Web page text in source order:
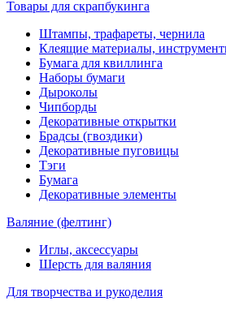
Товары для скрапбукинга
Штампы, трафареты, чернила
Клеящие материалы,
Бумага для квиллинга
Наборы бумаги
Дыроколы
Чипборды
Декоративные открытки
Брадсы (гвоздики)
Декоративные пуговицы
Тэги
Бумага
Декоративные элементы
Валяние (фелтинг)
Иглы, аксессуары
Шерсть для валяния
Для творчества и рукоделия